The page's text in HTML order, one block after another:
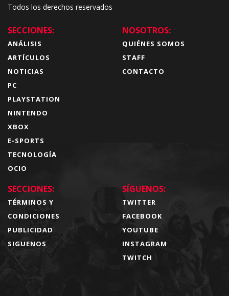
Todos los derechos reservados
SECCIONES:
ANÁLISIS
ARTÍCULOS
NOTICIAS
PC
PLAYSTATION
NINTENDO
XBOX
E-SPORTS
TECNOLOGÍA
OCIO
NOSOTROS:
QUIÉNES SOMOS
STAFF
CONTACTO
SECCIONES:
TÉRMINOS Y
CONDICIONES
PUBLICIDAD
SIGUENOS
SÍGUENOS:
TWITTER
FACEBOOK
YOUTUBE
INSTAGRAM
TWITCH